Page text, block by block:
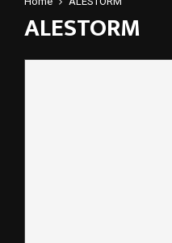
ALESTORM